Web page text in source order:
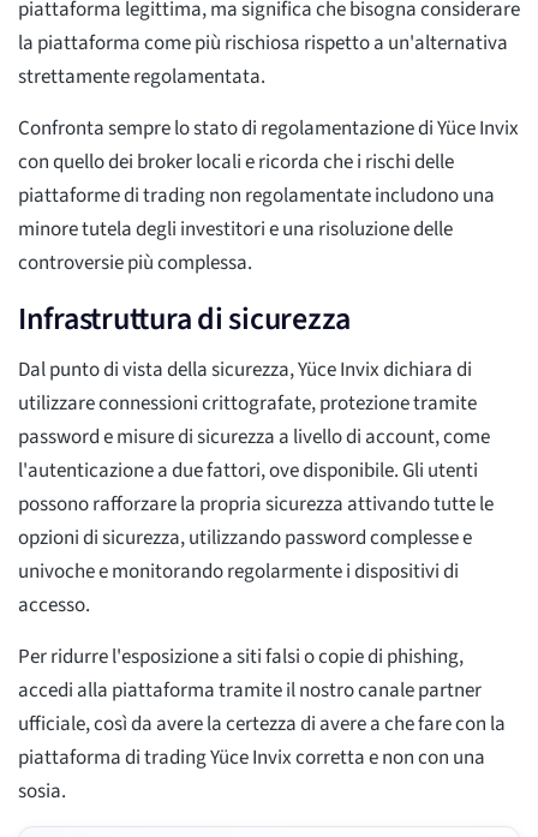
piattaforma legittima, ma significa che bisogna considerare
la piattaforma come più rischiosa rispetto a un'alternativa
strettamente regolamentata.
Confronta sempre lo stato di regolamentazione di Yüce Invix
con quello dei broker locali e ricorda che i rischi delle
piattaforme di trading non regolamentate includono una
minore tutela degli investitori e una risoluzione delle
controversie più complessa.
Infrastruttura di sicurezza
Dal punto di vista della sicurezza, Yüce Invix dichiara di
utilizzare connessioni crittografate, protezione tramite
password e misure di sicurezza a livello di account, come
l'autenticazione a due fattori, ove disponibile. Gli utenti
possono rafforzare la propria sicurezza attivando tutte le
opzioni di sicurezza, utilizzando password complesse e
univoche e monitorando regolarmente i dispositivi di
accesso.
Per ridurre l'esposizione a siti falsi o copie di phishing,
accedi alla piattaforma tramite il nostro canale partner
ufficiale, così da avere la certezza di avere a che fare con la
piattaforma di trading Yüce Invix corretta e non con una
sosia.